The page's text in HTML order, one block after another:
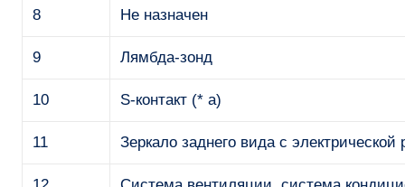
8 Не назначен
9 Лямбда-зонд
10 S-контакт (* a)
11 Зеркало заднего вида с электрической